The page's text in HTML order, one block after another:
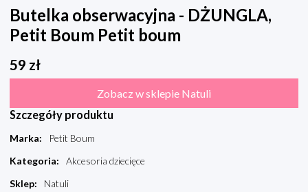
Butelka obserwacyjna - DŻUNGLA,
Petit Boum Petit boum
59 zł
Zobacz w sklepie Natuli
Szczegóły produktu
Marka:
Petit Boum
Kategoria:
Akcesoria dziecięce
Sklep:
Natuli